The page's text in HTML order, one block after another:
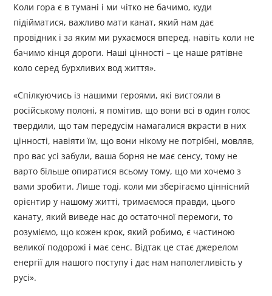
Коли гора є в тумані і ми чітко не бачимо, куди
підійматися, важливо мати канат, який нам дає
провідник і за яким ми рухаємося вперед, навіть коли не
бачимо кінця дороги. Наші цінності – це наше рятівне
коло серед бурхливих вод життя».
«Спілкуючись із нашими героями, які вистояли в
російському полоні, я помітив, що вони всі в один голос
твердили, що там передусім намагалися вкрасти в них
цінності, навіяти їм, що вони нікому не потрібні, мовляв,
про вас усі забули, ваша борня не має сенсу, тому не
варто більше опиратися всьому тому, що ми хочемо з
вами зробити. Лише тоді, коли ми зберігаємо ціннісний
орієнтир у нашому житті, тримаємося правди, цього
канату, який виведе нас до остаточної перемоги, то
розуміємо, що кожен крок, який робимо, є частиною
великої подорожі і має сенс. Відтак це стає джерелом
енергії для нашого поступу і дає нам наполегливість у
русі».